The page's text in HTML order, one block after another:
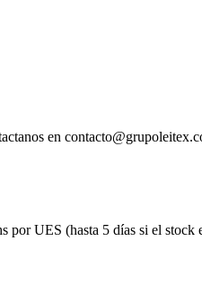
en
UES (hasta 5 días si el stock